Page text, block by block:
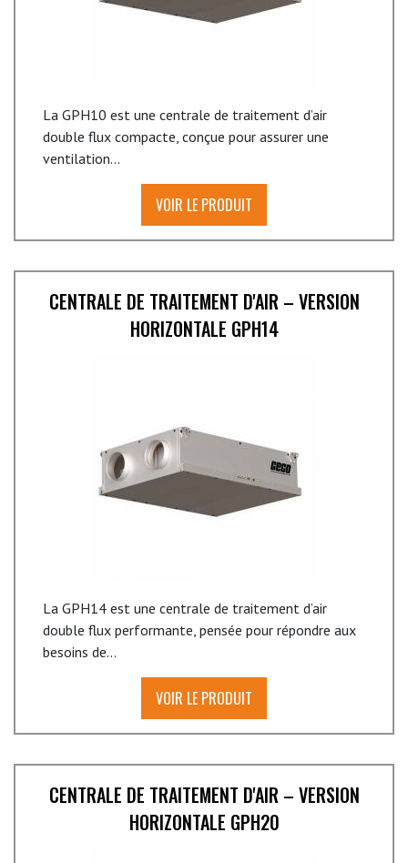
La GPH10 est une centrale de traitement d’air
double flux compacte, conçue pour assurer une
ventilation...
VOIR LE PRODUIT
CENTRALE DE TRAITEMENT D'AIR – VERSION
HORIZONTALE GPH14
La GPH14 est une centrale de traitement d’air
double flux performante, pensée pour répondre aux
besoins de...
VOIR LE PRODUIT
CENTRALE DE TRAITEMENT D'AIR – VERSION
HORIZONTALE GPH20